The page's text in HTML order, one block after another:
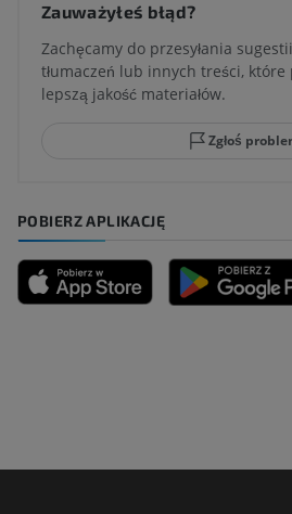
Zauważyłeś błąd?
Zachęcamy do przesyłania
tłumaczeń lub innych treści, które
lepszą jakość materiałów.
Zgłoś
POBIERZ APLIKACJĘ